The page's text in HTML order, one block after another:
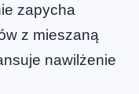
zapycha
z mieszaną
nawilżenie